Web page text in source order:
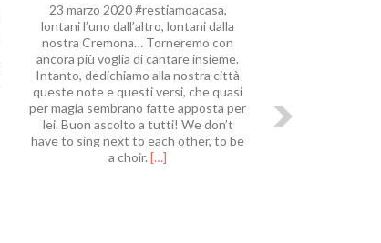
23 marzo 2020 #restiamoacasa,
lontani l’uno dall’altro, lontani dalla
nostra Cremona… Torneremo con
ancora più voglia di cantare insieme.
Intanto, dedichiamo alla nostra città
queste note e questi versi, che quasi
per magia sembrano fatte apposta per
lei. Buon ascolto a tutti! We don’t
have to sing next to each other, to be
a choir. Leggi
[…]